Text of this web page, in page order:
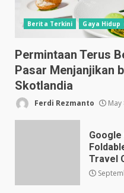
Berita Terkini Gaya Hidup
Permintaan Terus
Pasar Menjanjikan
Skotlandia
Ferdi Rezmanto May
Google
Travel